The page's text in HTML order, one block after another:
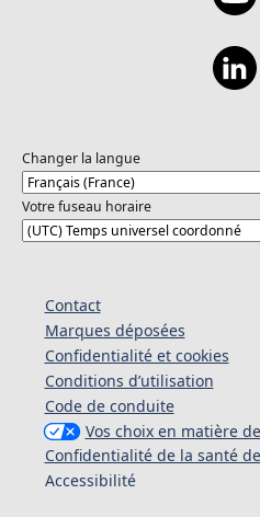
Changer la langue
Votre fuseau horaire
Contact
Marques déposées
Confidentialité et cookies
Conditions d’utilisation
Code de conduite
Vos choix en matière
Confidentialité de la santé
Accessibilité